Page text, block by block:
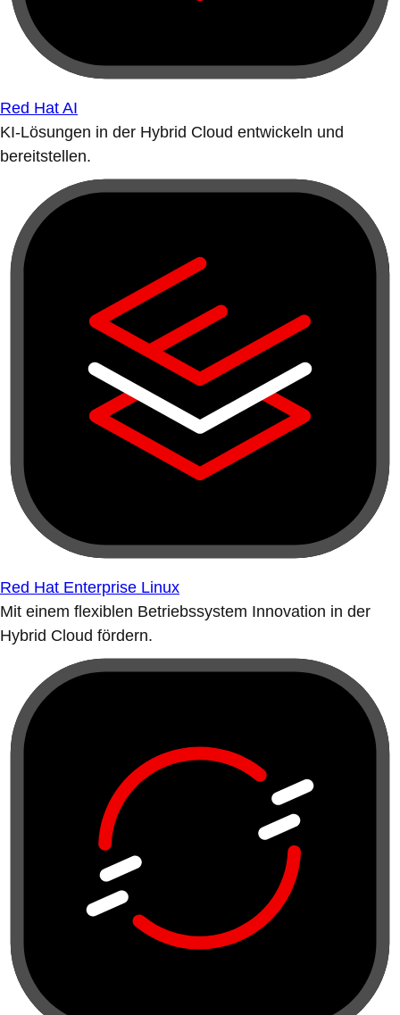
Red Hat AI
KI-Lösungen in der Hybrid Cloud entwickeln und
bereitstellen.
Red Hat Enterprise Linux
Mit einem flexiblen Betriebssystem Innovation in der
Hybrid Cloud fördern.